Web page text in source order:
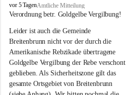
B
r
i
t
e
n
b
r
u
vor 5 TagenAmtliche Mitteilung
Verordnung betr. Goldgelbe Vergilbung!
Leider ist auch die Gemeinde
Breitenbrunn nicht vor der durch die
Amerikanische Rebzikade übertragene
Goldgelbe Vergilbung der Rebe verschont
geblieben. Als Sicherheitszone gilt das
gesamte Ortsgebiet von Breitenbrunn